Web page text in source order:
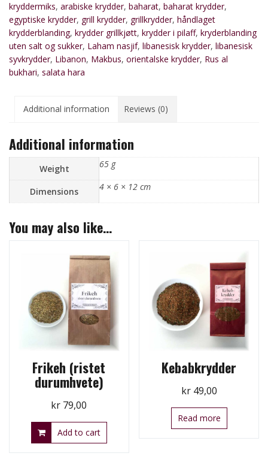
kryddermiks, arabiske krydder, baharat, baharat krydder,
egyptiske krydder, grill krydder, grillkrydder, håndlaget
krydderblanding, krydder grillkjøtt, krydder i pilaff, kryderblanding
uten salt og sukker, Laham nasjif, libanesisk krydder, libanesisk
syvkrydder, Libanon, Makbus, orientalske krydder, Rus al
bukhari, salata hara
Additional information Reviews (0)
Additional information
Weight 65 g
Dimensions 4 × 6 × 12 cm
You may also like…
Frikeh (ristet
durumhvete)
kr 79,00
Add to cart
Kebabkrydder
kr49,00
Read more